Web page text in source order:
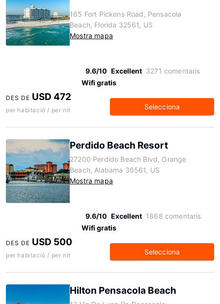
165 Fort Pickens Road, Pensacola
Beach, Florida 32561, US
Mostra mapa
9.6/10 Excellent 3271 comentaris
Wifi gratis
DES DE USD 472
per habitació / per nit Selecciona
Perdido Beach Resort
27200 Perdido Beach Blvd, Orange
Beach, Alabama 36561, US
Mostra mapa
9.6/10 Excellent 1868 comentaris
Wifi gratis
DES DE USD 500
per habitació / per nit Selecciona
Hilton Pensacola Beach